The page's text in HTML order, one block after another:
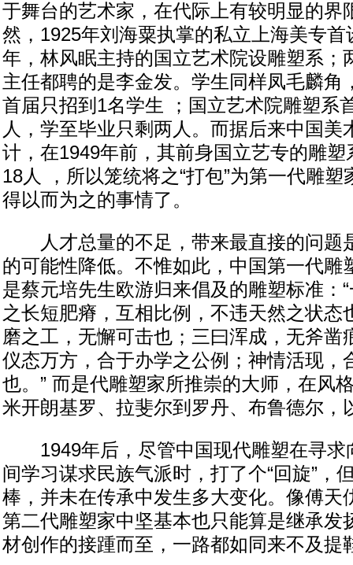
于舞台的艺术家，在代际上有较明显的界
然，1925年刘海粟执掌的私立上海美专首
年，林风眠主持的国立艺术院设雕塑系；
主任都聘的是李金发。学生同样凤毛麟角
首届只招到1名学生 ；国立艺术院雕塑系
人，学至毕业只剩两人。而据后来中国美
计，在1949年前，其前身国立艺专的雕
18人 ，所以笼统将之“打包”为第一代雕
得以而为之的事情了。
人才总量的不足，带来最直接的问题
的可能性降低。不惟如此，中国第一代雕
是蔡元培先生欧游归来倡及的雕塑标准：
之长短肥瘠，互相比例，不违天然之状态
磨之工，无懈可击也；三曰浑成，无斧凿
仪态万方，合于办学之公例；神情活现，
也。” 而是代雕塑家所推崇的大师，在风
米开朗基罗、拉斐尔到罗丹、布鲁德尔，
1949年后，尽管中国现代雕塑在寻求
间学习谋求民族气派时，打了个“回旋”，
棒，并未在传承中发生多大变化。像傅天
第二代雕塑家中坚基本也只能算是继承发
材创作的接踵而至，一路都如同来不及提